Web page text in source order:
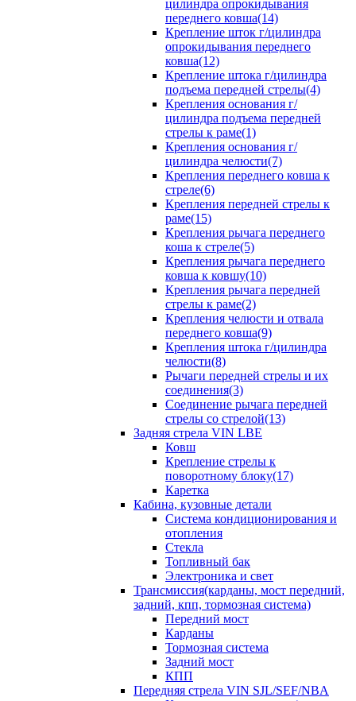
цилиндра опрокидывания
переднего ковша(14)
Крепление шток г/цилиндра
опрокидывания переднего
ковша(12)
Крепление штока г/цилиндра
подъема передней стрелы(4)
Крепления основания г/
цилиндра подъема передней
стрелы к раме(1)
Крепления основания г/
цилиндра челюсти(7)
Крепления переднего ковша к
стреле(6)
Крепления передней стрелы к
раме(15)
Крепления рычага переднего
коша к стреле(5)
Крепления рычага переднего
ковша к ковшу(10)
Крепления рычага передней
стрелы к раме(2)
Крепления челюсти и отвала
переднего ковша(9)
Крепления штока г/цилиндра
челюсти(8)
Рычаги передней стрелы и их
соединения(3)
Соединение рычага передней
стрелы со стрелой(13)
Задняя стрела VIN LBE
Ковш
Крепление стрелы к
поворотному блоку(17)
Каретка
Кабина, кузовные детали
Система кондиционирования и
отопления
Стекла
Топливный бак
Электроника и свет
Трансмиссия(карданы, мост передний,
задний, кпп, тормозная система)
Передний мост
Карданы
Тормозная система
Задний мост
КПП
Передняя стрела VIN SJL/SEF/NBA